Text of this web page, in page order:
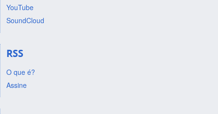
YouTube
SoundCloud
RSS
O que é?
Assine